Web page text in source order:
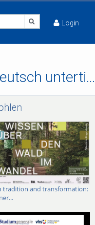
Login
Baumpathologie an der Universität Freiburg - Kathrin Blumenstein - deutsch untertitelt
tradition and transformation: